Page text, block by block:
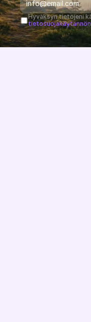
tietosuojakäytännön